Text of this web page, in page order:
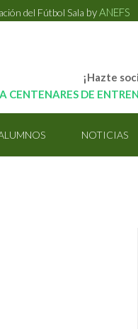
del Fútbol Sala byANEFS
¡Hazte
CENTENARES DE
NOTICIAS